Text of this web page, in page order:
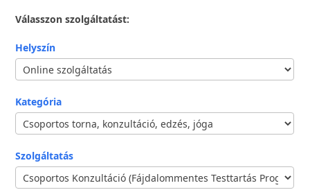
Válasszon szolgáltatást:
Helyszín
Kategória
Szolgáltatás